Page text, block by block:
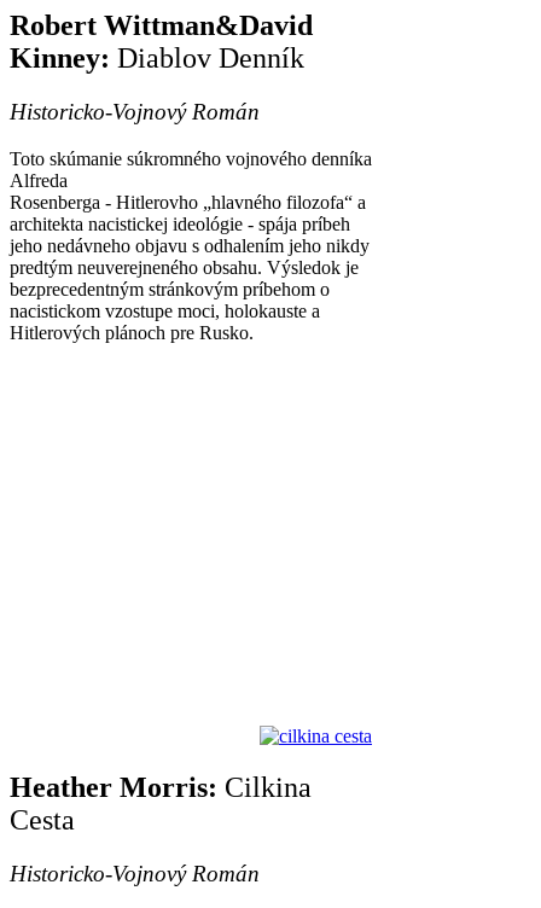
Robert Wittman&David
Kinney: Diablov Denník
Historicko-Vojnový Román
Toto skúmanie súkromného vojnového denníka
Alfreda
Rosenberga - Hitlerovho „hlavného filozofa“ a
architekta nacistickej ideológie - spája príbeh
jeho nedávneho objavu s odhalením jeho nikdy
predtým neuverejneného obsahu. Výsledok je
bezprecedentným stránkovým príbehom o
nacistickom vzostupe moci, holokauste a
Hitlerových plánoch pre Rusko.
Heather Morris: Cilkina
Cesta
Historicko-Vojnový Román